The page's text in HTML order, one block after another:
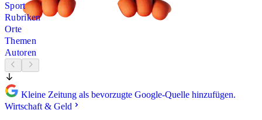
Sport
Rubriken
Orte
Themen
Autoren
Kleine Zeitung als bevorzugte Google-Quelle hinzufügen.
Wirtschaft & Geld